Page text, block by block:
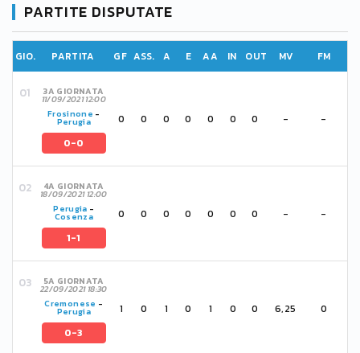
PARTITE DISPUTATE
GIO. PARTITA GF ASS. A E AA IN OUT MV FM
3A GIORNATA
11/09/2021 12:00
Frosinone -
Perugia
0-0
0 0 0 0 0 0 0 - -
4A GIORNATA
18/09/2021 12:00
Perugia -
Cosenza
1-1
0 0 0 0 0 0 0 - -
5A GIORNATA
22/09/2021 18:30
Cremonese -
Perugia
0-3
1 0 1 0 1 0 0 6,25 0